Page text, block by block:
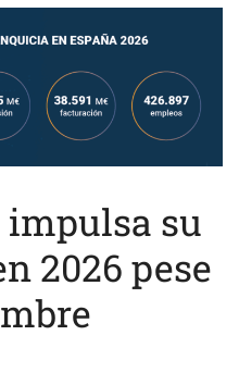
su
2026 pese